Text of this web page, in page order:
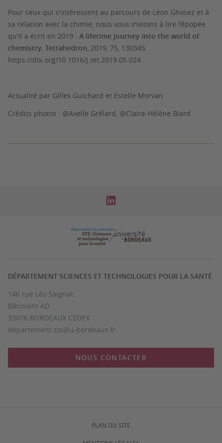
Pour ceux qui s'intéressent au parcours de Léon Ghosez et à
sa relation avec la chimie, nous vous invitons à lire l’épopée
qu'il a écrit en 2019 : A lifetime journey into the world of
chemistry, Tetrahedron, 2019, 75, 130345.
https://doi.org/10.1016/j.tet.2019.05.024
Actualité par Gilles Guichard et Estelle Morvan
Crédits photos : @Axelle Grélard, @Claire-Hélène Biard
DÉPARTEMENT SCIENCES ET TECHNOLOGIES POUR LA SANTÉ
146 rue Léo Saignat
Bâtiment AD
33076 BORDEAUX CEDEX
departement.sts@u-bordeaux.fr
NOUS CONTACTER
PLAN DU SITE